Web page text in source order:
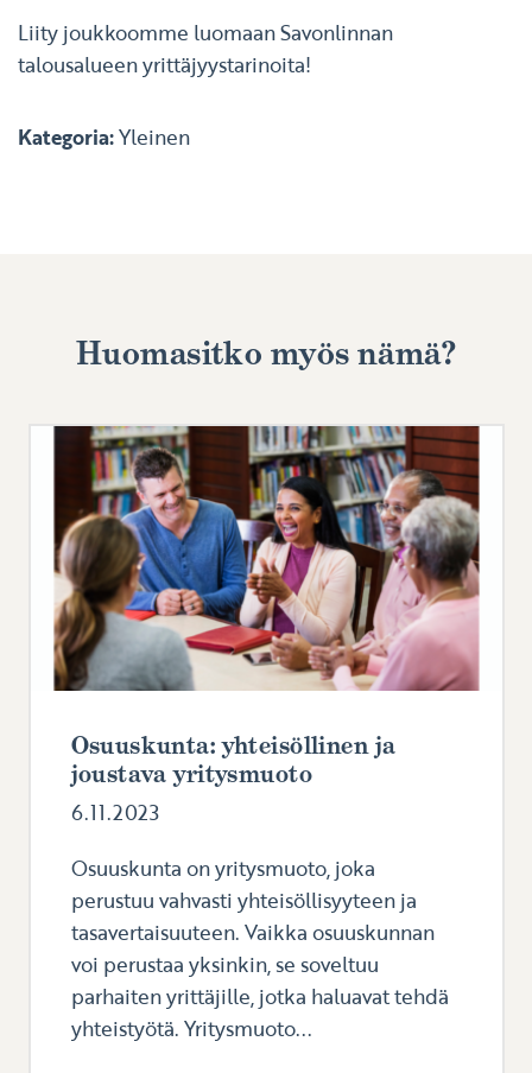
Liity joukkoomme luomaan Savonlinnan
talousalueen yrittäjyystarinoita!
Kategoria:Yleinen
Huomasitko myös nämä?
Osuuskunta: yhteisöllinen ja
joustava yritysmuoto
6.11.2023
Osuuskunta on yritysmuoto, joka
perustuu vahvasti yhteisöllisyyteen ja
tasavertaisuuteen. Vaikka osuuskunnan
voi perustaa yksinkin, se soveltuu
parhaiten yrittäjille, jotka haluavat tehdä
yhteistyötä. Yritysmuoto...